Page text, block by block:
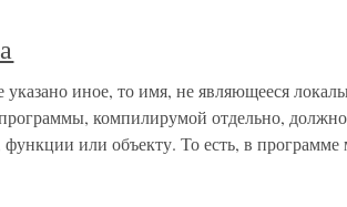
иное, то имя, не являющееся
компилирумой отдельно,
или объекту. То есть, в программе